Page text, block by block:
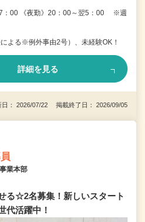
：00 《夜勤》20：00～翌5：00 ※週
よる※例外事由2号）、未経験OK！
詳細を見る
日： 2026/07/22 掲載終了日： 2026/09/05
業本部
る☆2名募集！新しいスタート
代活躍中！